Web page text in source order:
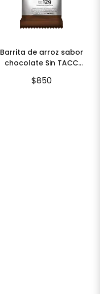
Barrita de arroz sabor
chocolate Sin TACC
$850